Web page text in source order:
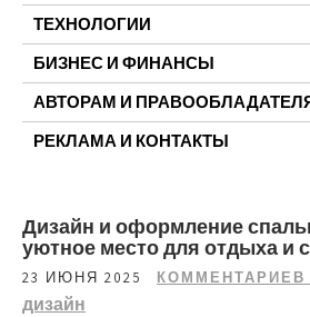
ТЕХНОЛОГИИ
БИЗНЕС И ФИНАНСЫ
АВТОРАМ И
РЕКЛАМА И КОНТАКТЫ
Дизайн и оформление
уютное место для отдыха и
23 ИЮНЯ 2025 КОММЕНТАРИЕВ
дизайн